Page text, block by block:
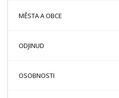
MĚSTA A OBCE
ODJINUD
OSOBNOSTI